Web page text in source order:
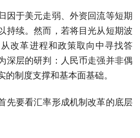
因于美元走弱、外资回流等短期
持续。然而，若将目光从短期波
改革进程和政策取向中寻找答
深层的研判：人民币走强并非偶
的制度支撑和基本面基础。
先要看汇率形成机制改革的底层